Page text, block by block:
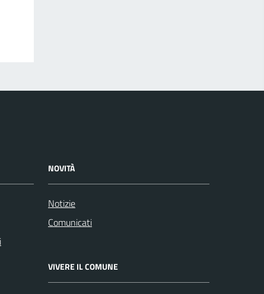
NOVITÀ
Notizie
Comunicati
VIVERE IL COMUNE